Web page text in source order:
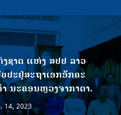
ຊາດ ແຫ່ງ ສປປ ລາວ
ປະຢູ່ສະຖາເອກອັກຄະ
ນະຄອນຫຼວງຈາກາຕາ.
14, 2023